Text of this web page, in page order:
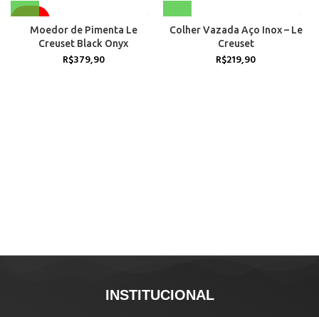
ACABOU
Moedor de Pimenta Le
Creuset Black Onyx
R$379,90
Colher Vazada Aço Inox – Le
Creuset
R$219,90
INSTITUCIONAL